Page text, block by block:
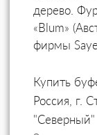
дерево.
«Blum»
фирмы
Купить
Россия, г.
"Северный"